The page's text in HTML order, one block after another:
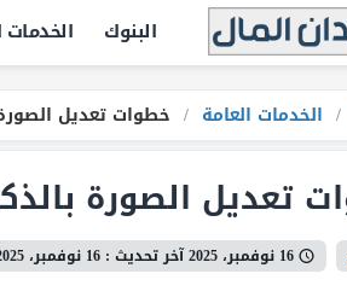
البنوك الخدمات
/ الخدمات العامة / خطوات تعديل
تعديل الصورة
16 نوفمبر، 2025 آخر تحديث : 16 نوفمبر، 2025